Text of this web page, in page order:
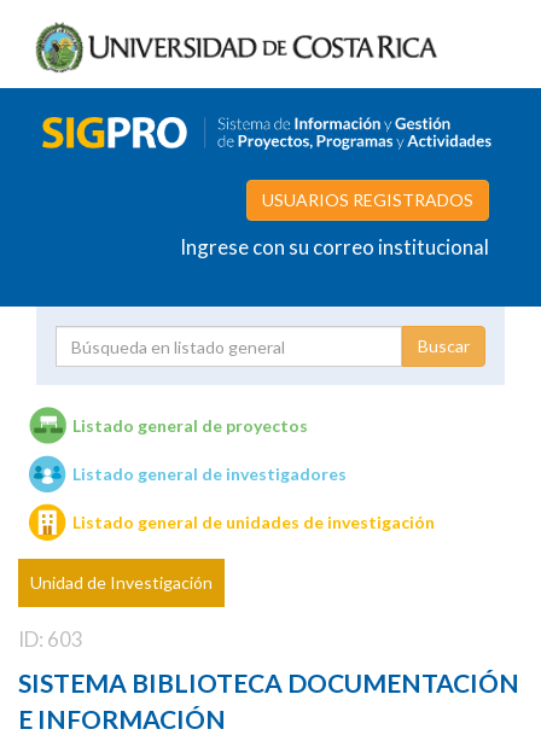
USUARIOS REGISTRADOS
Ingrese con su correo institucional
Unidades de investigación
Listado general de proyectos
Listado general de investigadores
Listado general de unidades de investigación
Unidad de Investigación
ID: 603
SISTEMA BIBLIOTECA DOCUMENTACIÓN
E INFORMACIÓN